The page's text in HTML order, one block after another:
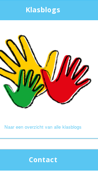
Klasblogs
Naar een overzicht van alle klasblogs
Contact